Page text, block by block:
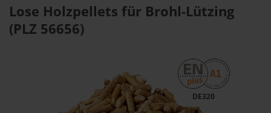
Lose Holzpellets für Brohl-Lützing
(PLZ 56656)
DE320